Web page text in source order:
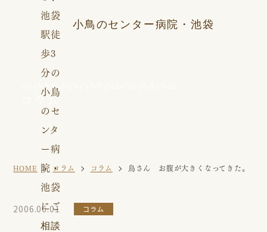
小鳥のセンター病院・池袋
%e3%82%b3%e3%83%a9%e3%83%a0
コラム
HOME コラム コラム 鳥さん お腹が大きくなってきた。
2006.06.01 コラム